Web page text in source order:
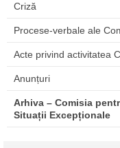
Criză
Procese-verbale ale
Acte privind activitatea
Anunțuri
Arhiva – Comisia
Situații Excepționale